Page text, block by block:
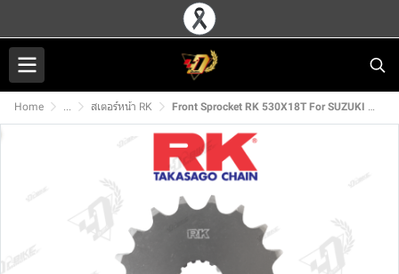
Home ... สเตอร์หน้า RK Front Sprocket RK 530X18T For SUZUKI HAYABUSA